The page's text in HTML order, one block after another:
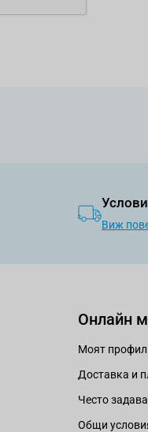
Виж
Онлайн
Моят профил
Доставка и
Често
Общи